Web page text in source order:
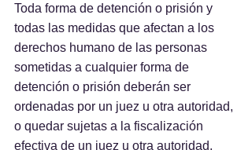
Toda forma de detención o prisión y
todas las medidas que afectan a los
derechos humano de las personas
sometidas a cualquier forma de
detención o prisión deberán ser
ordenadas por un juez u otra autoridad,
o quedar sujetas a la fiscalización
efectiva de un juez u otra autoridad.